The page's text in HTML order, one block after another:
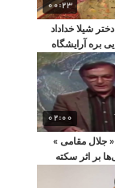
00:23
شیلا خداداد
بره آرایشگاه
02:00
جلال مقامی »
بر اثر سکته